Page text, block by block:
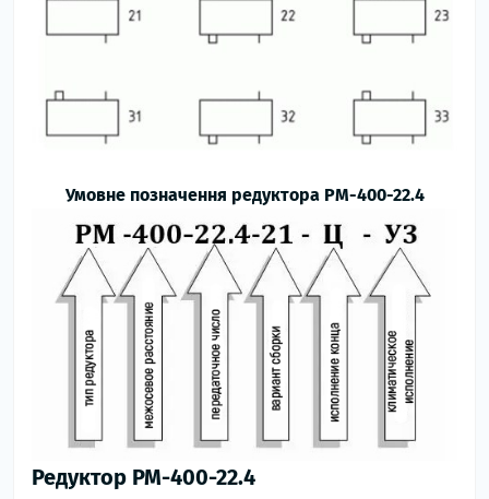
Умовне позначення редуктора РМ-400-22.4
Редуктор РМ-400-22.4